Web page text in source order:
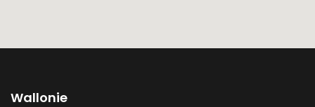
Wallonie